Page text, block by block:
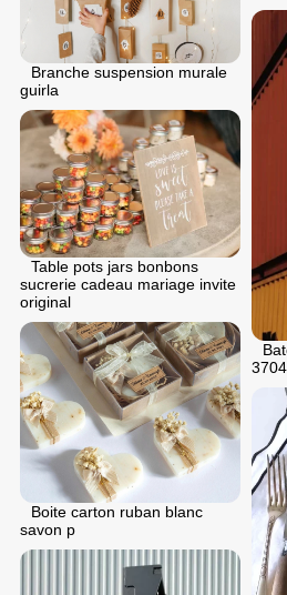
Branche suspension murale
guirla
Table pots jars bonbons
sucrerie cadeau mariage invite
original
Boite carton ruban blanc
savon p